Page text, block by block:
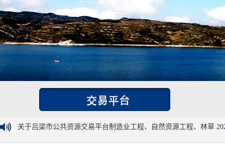
关于吕梁市公共资源交易平台制造业工程、自然资源工程、林草